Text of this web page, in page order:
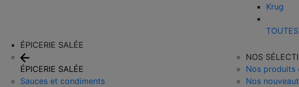
Krug
ÉPICERIE SALÉE
ÉPICERIE SALÉE
Sauces et condiments
NOS
Nos produits
Nos